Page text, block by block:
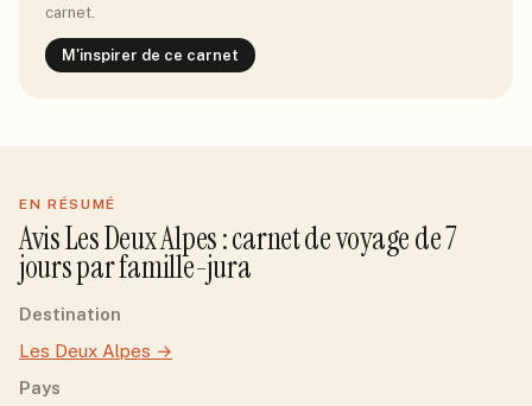
carnet.
M'inspirer de ce carnet
EN RÉSUMÉ
AvisLes Deux Alpes: carnet de voyage de7
joursparfamille-jura
Destination
Les Deux Alpes →
Pays